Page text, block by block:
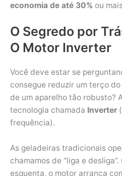
economia de até 30% ou
O Segredo por
O Motor Inverter
Você deve estar se
consegue reduzir um terço
de um aparelho tão robusto?
tecnologia chamada Inverter
frequência).
As geladeiras tradicionais
chamamos de “liga e
esquenta, o motor arranca